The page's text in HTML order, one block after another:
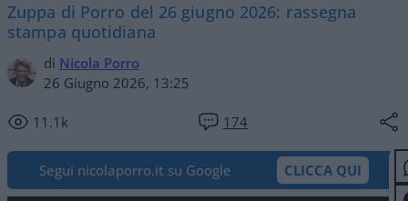
Zuppa di Porro del 26 giugno 2026: rassegna
stampa quotidiana
di Nicola Porro
26 Giugno 2026, 13:25
11.1k 174
Segui nicolaporro.it su Google CLICCA QUI